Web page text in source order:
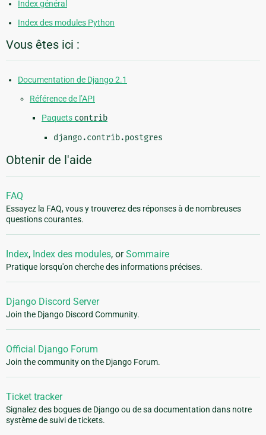
Index général
Index des modules Python
Vous êtes ici :
Documentation de Django 2.1
Référence de l’API
Paquets contrib
django.contrib.postgres
Obtenir de l'aide
FAQ
Essayez la FAQ, vous y trouverez des réponses à de nombreuses
questions courantes.
Index, Index des modules, orSommaire
Pratique lorsqu'on cherche des informations précises.
Django Discord Server
Join the Django Discord Community.
Official Django Forum
Join the community on the Django Forum.
Ticket tracker
Signalez des bogues de Django ou de sa documentation dans notre
système de suivi de tickets.